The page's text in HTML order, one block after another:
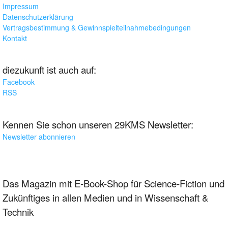
Impressum
Datenschutzerklärung
Vertragsbestimmung & Gewinnspielteilnahmebedingungen
Kontakt
diezukunft ist auch auf:
Facebook
RSS
Kennen Sie schon unseren 29KMS Newsletter:
Newsletter abonnieren
Das Magazin mit E-Book-Shop für Science-Fiction und
Zukünftiges in allen Medien und in Wissenschaft &
Technik